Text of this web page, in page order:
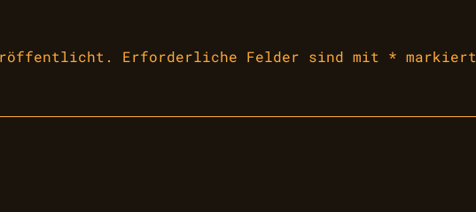
Erforderliche Felder sind mit * markiert